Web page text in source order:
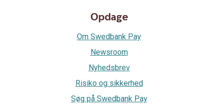
Opdage
Om Swedbank Pay
Newsroom
Nyhedsbrev
Risiko og sikkerhed
Søg på Swedbank Pay